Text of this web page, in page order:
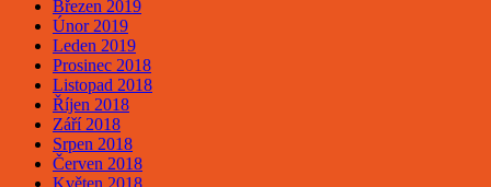
Březen 2019
Únor 2019
Leden 2019
Prosinec 2018
Listopad 2018
Říjen 2018
Září 2018
Srpen 2018
Červen 2018
Květen 2018